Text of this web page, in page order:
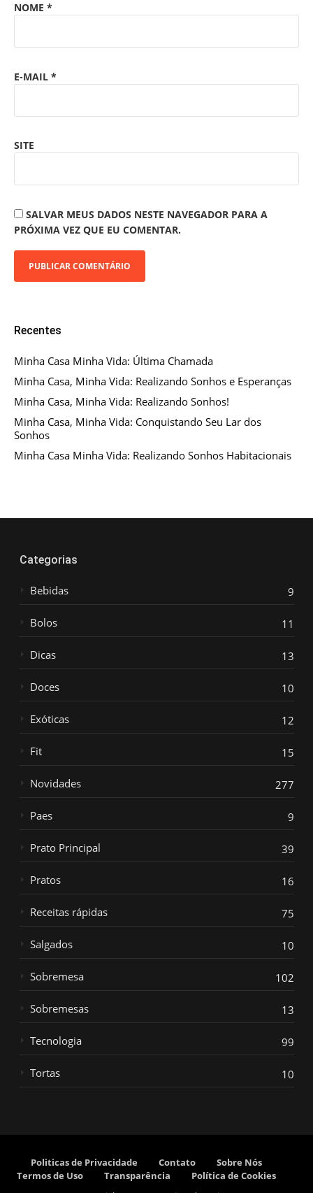
NOME *
E-MAIL *
SITE
SALVAR MEUS DADOS NESTE NAVEGADOR PARA A
PRÓXIMA VEZ QUE EU COMENTAR.
Recentes
Minha Casa Minha Vida: Última Chamada
Minha Casa, Minha Vida: Realizando Sonhos e Esperanças
Minha Casa, Minha Vida: Realizando Sonhos!
Minha Casa, Minha Vida: Conquistando Seu Lar dos
Sonhos
Minha Casa Minha Vida: Realizando Sonhos Habitacionais
Categorias
Bebidas 9
Bolos 11
Dicas 13
Doces 10
Exóticas 12
Fit 15
Novidades 277
Paes 9
Prato Principal 39
Pratos 16
Receitas rápidas 75
Salgados 10
Sobremesa 102
Sobremesas 13
Tecnologia 99
Tortas 10
Politicas de Privacidade Contato
Sobre Nós
Termos de Uso
Transparência
Política de Cookies